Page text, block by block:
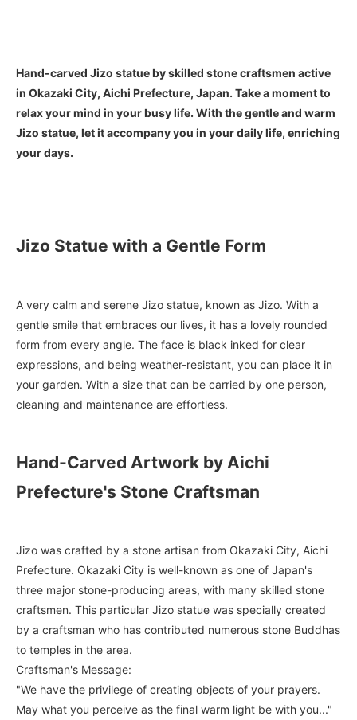
Hand-carved Jizo statue by skilled stone craftsmen active
in Okazaki City, Aichi Prefecture, Japan. Take a moment to
relax your mind in your busy life. With the gentle and warm
Jizo statue, let it accompany you in your daily life, enriching
your days.
Jizo Statue with a Gentle Form
A very calm and serene Jizo statue, known as Jizo. With a
gentle smile that embraces our lives, it has a lovely rounded
form from every angle. The face is black inked for clear
expressions, and being weather-resistant, you can place it in
your garden. With a size that can be carried by one person,
cleaning and maintenance are effortless.
Hand-Carved Artwork by Aichi
Prefecture's Stone Craftsman
Jizo was crafted by a stone artisan from Okazaki City, Aichi
Prefecture. Okazaki City is well-known as one of Japan's
three major stone-producing areas, with many skilled stone
craftsmen. This particular Jizo statue was specially created
by a craftsman who has contributed numerous stone Buddhas
to temples in the area.
Craftsman's Message:
"We have the privilege of creating objects of your prayers.
May what you perceive as the final warm light be with you..."